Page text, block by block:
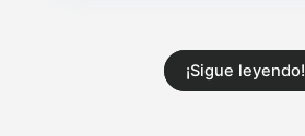
¡Sigue leyendo!